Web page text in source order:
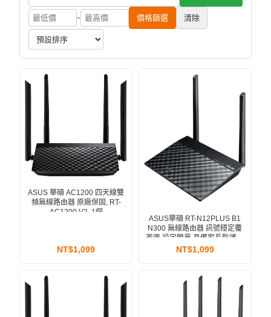
- 價格篩選 清除
ASUS 華碩 AC1200 四天線雙
頻無線路由器 原廠保固, RT-
AC1200 V2, 1個
NT$1,099
ASUS華碩 RT-N12PLUS B1
N300 無線路由器 訊號穩定覆
蓋廣 設定簡單 具備家長監護功
能, 1個
NT$1,099